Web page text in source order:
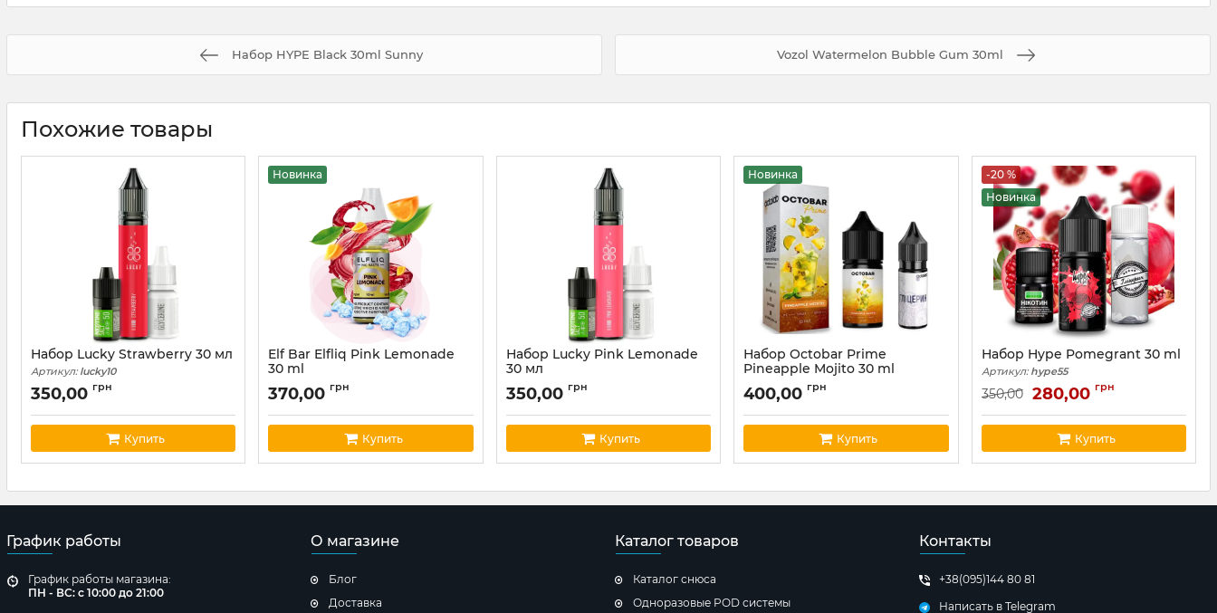
Набор HYPE Black 30ml Sunny Vozol Watermelon Bubble Gum 30ml
Похожие товары
Набор Lucky Strawberry 30 мл
Артикул:lucky10
350,00 грн
Купить
Новинка
Elf Bar Elfliq Pink Lemonade
30 ml
Артикул:elfliq10
370,00 грн
Купить
Набор Lucky Pink Lemonade
30 мл
Артикул:lucky11
350,00 грн
Купить
Новинка
Набор Octobar Prime
Pineapple Mojito 30 ml
Артикул: octobar52
400,00 грн
Купить
-20 %
Новинка
Набор Hype Pomegrant 30 ml
Артикул:hype55
350,00 280,00 грн
Купить
График работы
График работы магазина:
ПН - ВС: с 10:00 до 21:00
О магазине
Блог
Доставка
Каталог товаров
Каталог снюса
Одноразовые POD системы
Контакты
+38(095)144 80 81
Написать в Telegram